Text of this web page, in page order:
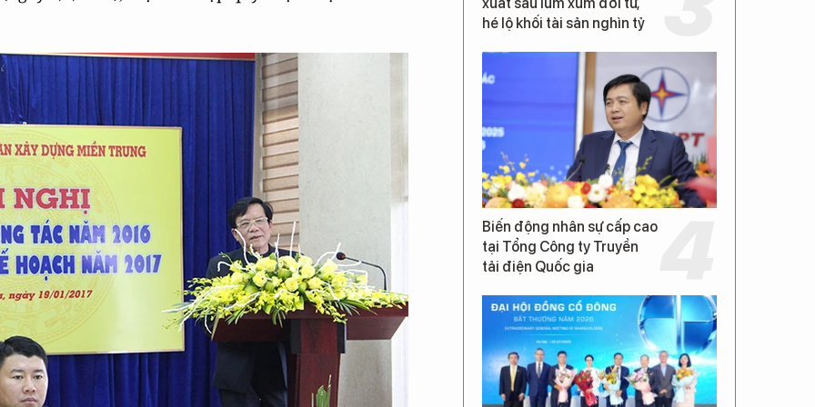
hé lộ khối tài sản nghìn tỷ
Biến động nhân sự cấp cao
tại Tổng Công ty Truyền
tải điện Quốc gia